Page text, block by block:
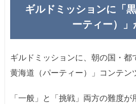
ギルドミッションに「
ーティー）
ギルドミッションに、朝の国・都
黄海道（パーティー）」コンテン
「一般」と「挑戦」両方の難度が